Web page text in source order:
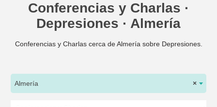
Conferencias y Charlas ·
Depresiones · Almería
Conferencias y Charlas cerca de Almería sobre Depresiones.
×
Almería